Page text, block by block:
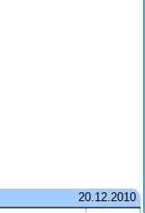
20.12.2010